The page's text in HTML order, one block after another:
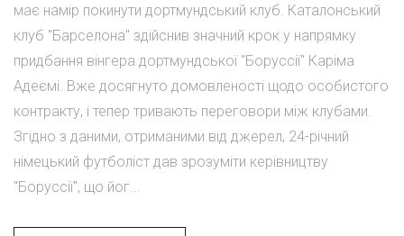
має намір покинути дортмундський клуб. Каталонський
клуб "Барселона" здійснив значний крок у напрямку
придбання вінгера дортмундської "Боруссії" Каріма
Адеємі. Вже досягнуто домовленості щодо особистого
контракту, і тепер тривають переговори між клубами.
Згідно з даними, отриманими від джерел, 24-річний
німецький футболіст дав зрозуміти керівництву
"Боруссії", що йог...